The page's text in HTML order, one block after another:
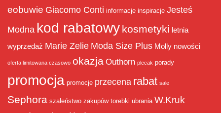
eobuwie Giacomo Conti informacje inspiracje Jesteś
Modna kod rabatowy kosmetyki letnia
wyprzedaż Marie Zelie Moda Size Plus Molly nowości
oferta limitowana czasowo okazja Outhorn plecak porady
promocja promocje przecena rabat sale
Sephora szaleństwo zakupów torebki ubrania W.Kruk